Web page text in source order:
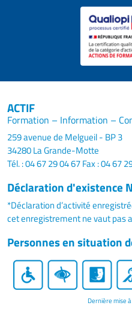
ACTIF
Formation – Information –
259 avenue de Melgueil - BP 3
34280 La Grande-Motte
Tél. : 04 67 29 04 67Fax : 04 67
Déclaration d'existence
*Déclaration d’activité
cet enregistrement ne vaut pas
Personnes en situation
Dernière mise